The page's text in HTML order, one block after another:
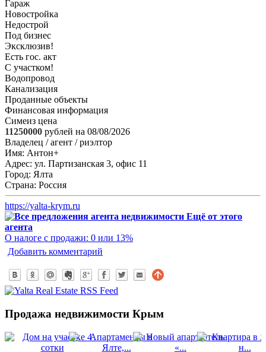
Гараж
Новостройка
Недострой
Под бизнес
Эксклюзив!
Есть гос. акт
С участком!
Водопровод
Канализация
Проданные объекты
Финансовая информация
Симеиз цена
11250000 рублей на 08/08/2026
Владелец / агент / риэлтор
Имя: Антон+
Адрес: ул. Партизанская 3, офис 11
Город: Ялта
Страна: Россия
https://yalta-krym.ru
Ещё от этого
агента
О налоге с продажи: 0 или 13%
Добавить комментарий
Продажа недвижимости Крым